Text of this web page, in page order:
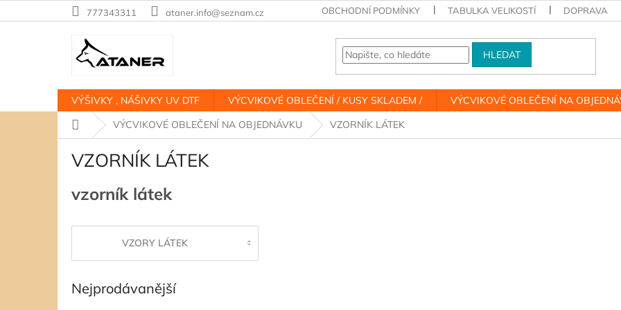
na
777343311 ataner.info@seznam.cz OBCHODNÍ PODMÍNKY TABULKA VELIKOSTÍ DOPRAVA
HLEDAT
VÝŠIVKY , NÁŠIVKY UV DTF VÝCVIKOVÉ OBLEČENÍ / KUSY SKLADEM / VÝCVIKOVÉ OBLEČENÍ NA
Domů VÝCVIKOVÉ OBLEČENÍ NA OBJEDNÁVKU VZORNÍK LÁTEK
VZORNÍK LÁTEK
vzorník látek
VZORY LÁTEK
Nejprodávanější